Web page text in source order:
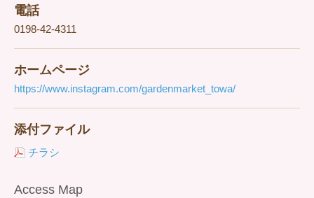
電話
0198-42-4311
ホームページ
https://www.instagram.com/gardenmarket_towa/
添付ファイル
チラシ
Access Map